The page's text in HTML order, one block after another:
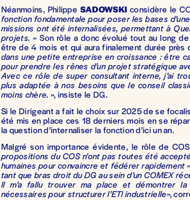
Néanmoins, Philippe SADOWSKI considère le
fonction fondamentale pour poser les bases
missions ont été internalisées, permettant à
projets. » Son rôle a donc évolué tout au long
être de 4 mois et qui aura finalement durée près
dans une petite entreprise en croissance : être
pour prendre les rênes d’un projet stratégique
Avec ce rôle de super consultant interne, j’ai
plus adaptée à nos besoins que le conseil
moins chère. », insiste le DG.
Si le Dirigeant a fait le choix sur 2025 de se
été mis en place ces 18 derniers mois en se
la question d’internaliser la fonction d’ici un an.
Malgré son importance évidente, le rôle de
propositions du COS n’ont pas toutes été
humaines pour convaincre et fédérer rapidement
tant que bras droit du DG au sein d’un COMEX
Il m’a fallu trouver ma place et démontrer
nécessaires pour structurer l’ETI industrielle»,